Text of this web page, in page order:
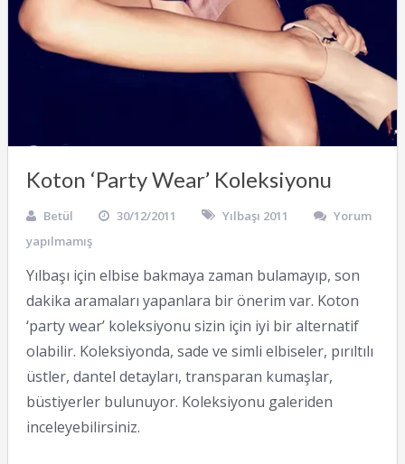
Koton ‘Party Wear’ Koleksiyonu
Betül 30/12/2011 Yılbaşı 2011
Yorum
yapılmamış
Yılbaşı için elbise bakmaya zaman bulamayıp, son
dakika aramaları yapanlara bir önerim var. Koton
‘party wear’ koleksiyonu sizin için iyi bir alternatif
olabilir. Koleksiyonda, sade ve simli elbiseler, pırıltılı
üstler, dantel detayları, transparan kumaşlar,
büstiyerler bulunuyor. Koleksiyonu galeriden
inceleyebilirsiniz.